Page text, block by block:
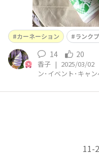
カーネーション ランク
14 20
香子 | 2025/03/02
ン･イベント･キャン
11-